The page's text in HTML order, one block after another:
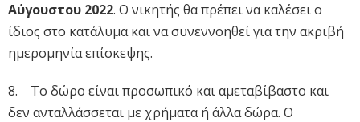
Αύγουστου 2022. Ο νικητής θα πρέπει να καλέσει ο
ίδιος στο κατάλυμα και να συνεννοηθεί για την ακριβή
ημερομηνία επίσκεψης.
8. Το δώρο είναι προσωπικό και αμεταβίβαστο και
δεν ανταλλάσσεται με χρήματα ή άλλα δώρα. Ο